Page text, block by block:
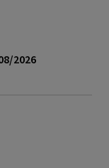
2026